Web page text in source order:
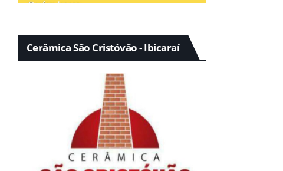
Cerâmica São Cristóvão - Ibicaraí